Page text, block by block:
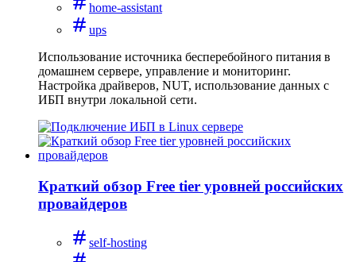
home-assistant
ups
Использование источника бесперебойного питания в
домашнем сервере, управление и мониторинг.
Настройка драйверов, NUT, использование данных с
ИБП внутри локальной сети.
Краткий обзор Free tier уровней российских
провайдеров
self-hosting